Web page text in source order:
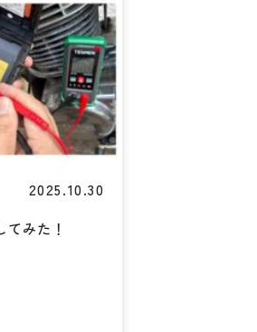
2025.10.30
みた！